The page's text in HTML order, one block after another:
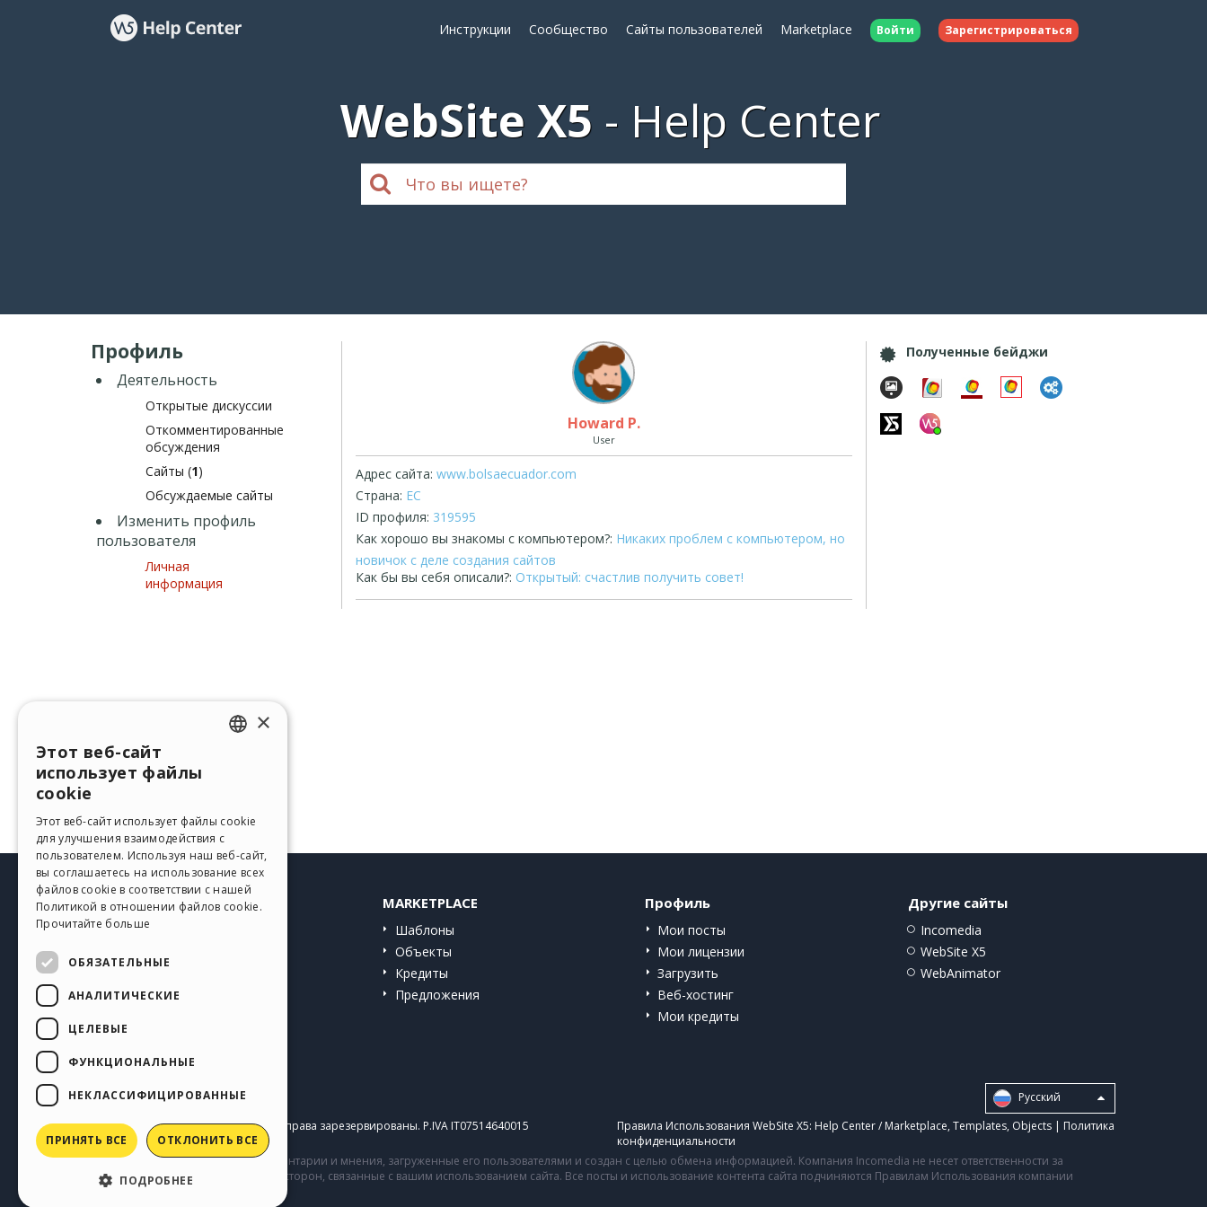
Инструкции Сообщество Сайты пользователей Marketplace Войти Зарегистрироваться
WebSite X5 Help Center
Профиль
Деятельность
Открытые дискуссии
Откомментированные
обсуждения
Сайты (1)
Обсуждаемые сайты
Изменить профиль
пользователя
Личная
информация
Howard P.
User
Адрес сайта: www.bolsaecuador.com
Страна: EC
ID профиля: 319595
Как хорошо вы знакомы с компьютером?: Никаких проблем с компьютером, но
новичок с деле создания сайтов
Как бы вы себя описали?: Открытый: счастлив получить совет!
Полученные бейджи
HELP CENTER
Инструкции
MARKETPLACE
Шаблоны
Объекты
Кредиты
Предложения
Профиль
Мои посты
Мои лицензии
Загрузить
Веб-хостинг
Мои кредиты
Другие сайты
Incomedia
WebSite X5
WebAnimator
Pусский
Copyright © 2026Incomedia s.r.l.Все права зарезервированы. P.IVA IT07514640015 Правила Использования WebSite X5: Help Center / Marketplace, Templates, Objects | Политика
конфиденциальности
Сайт содержит информацию, комментарии и мнения, загруженные его пользователями и создан с целью обмена информацией. Компания Incomedia не несет ответственности за
комментарии и поведение третьих сторон, связанные с вашим использованием сайта. Все посты и использование контента сайта подчиняются Правилам Использования компании
Incomedia.
GERMAN
SPANISH
PORTUGUESE
POLISH
×
Этот веб-сайт
использует файлы
cookie
Этот веб-сайт использует файлы cookie
для улучшения взаимодействия с
пользователем. Используя наш веб-сайт,
вы соглашаетесь на использование всех
файлов cookie в соответствии с нашей
Политикой в ​​отношении файлов cookie.
Прочитайте больше
ОБЯЗАТЕЛЬНЫЕ
АНАЛИТИЧЕСКИЕ
ЦЕЛЕВЫЕ
ФУНКЦИОНАЛЬНЫЕ
НЕКЛАССИФИЦИРОВАННЫЕ
ПРИНЯТЬ ВСЕ ОТКЛОНИТЬ ВСЕ
ПОДРОБНЕЕ